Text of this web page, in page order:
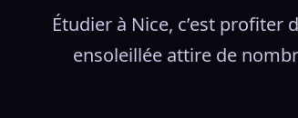
Étudier à Nice, c’est
ensoleillée attire de